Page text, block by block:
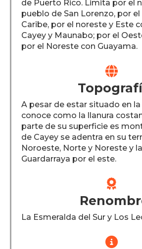
de Puerto Rico. Limita por el
pueblo de San Lorenzo, por
Caribe, por el noreste y Este
Cayey y Maunabo; por el
por el Noreste con Guayama.

A pesar de estar situado en
conoce como la llanura
parte de su superficie es
de Cayey se adentra en su
Noroeste, Norte y Noreste y
Guardarraya por el este.

La Esmeralda del Sur y Los
